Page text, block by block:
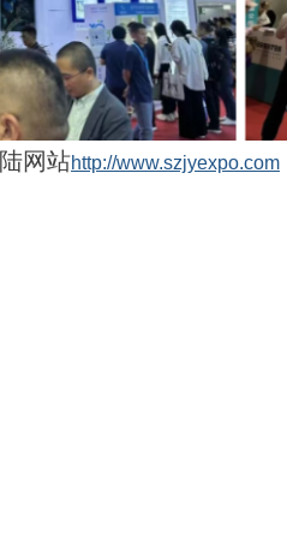
网站http://www.szjyexpo.com